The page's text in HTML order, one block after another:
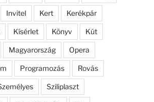
Invitel Kert Kerékpár
Kísérlet Könyv Kút
Magyarország Opera
Programozás Rovás
Sziliplaszt